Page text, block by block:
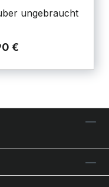
ungebraucht
€